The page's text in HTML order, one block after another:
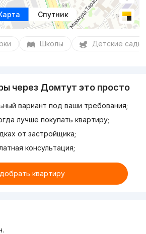
Спутник
Школы Детские сады
через Домтут это просто
вариант под ваши требования;
лучше покупать квартиру;
от застройщика;
консультация;
квартиру